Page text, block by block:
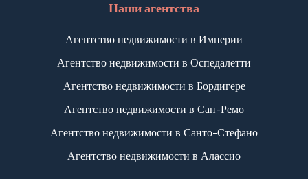
Южные Альпы!
На крыше виллы предусмотрена еще одна
панорамная терраса общей площадью 109 м2!
В соответствии с проектом, на территории сада
также, гаражный бокс на 3 авто.
земельного участка и строительство "коробки"
Наши агентства
Агентство недвижимости в Империи
Агентство недвижимости в Оспедалетти
Агентство недвижимости в Бордигере
Агентство недвижимости в Сан-Ремо
Агентство недвижимости в Санто-Стефано
Агентство недвижимости в Алассио